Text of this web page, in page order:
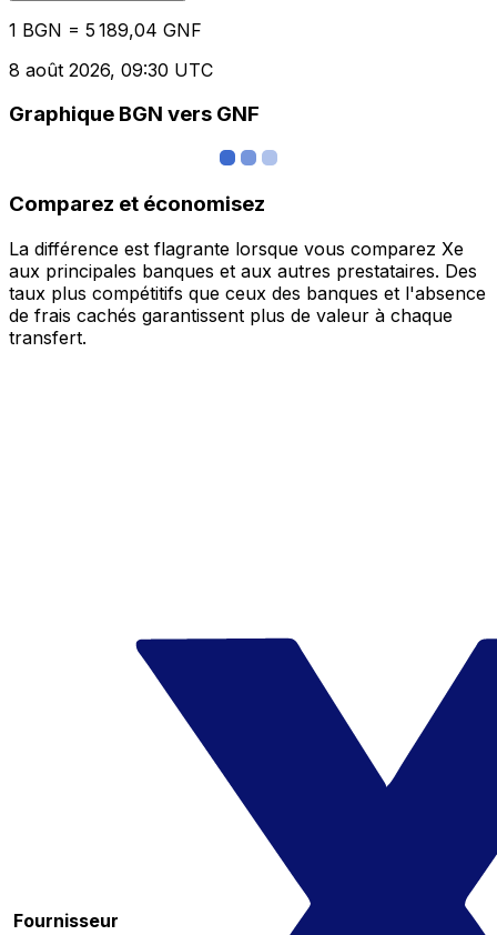
1 BGN = 5 189,04 GNF
8 août 2026, 09:30 UTC
Graphique BGN vers GNF
Comparez et économisez
La différence est flagrante lorsque vous comparez Xe
aux principales banques et aux autres prestataires. Des
taux plus compétitifs que ceux des banques et l'absence
de frais cachés garantissent plus de valeur à chaque
transfert.
Fournisseur